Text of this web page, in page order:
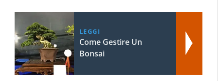
LEGGI
Come Gestire Un
Bonsai